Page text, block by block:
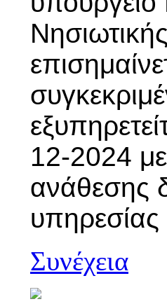
12-2024
ανάθεσης
Συνέχεια